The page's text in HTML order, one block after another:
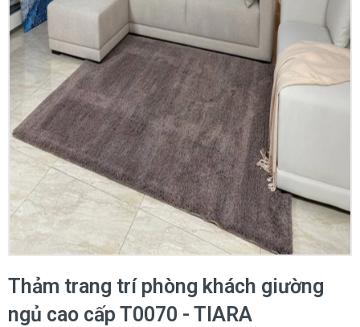
Thảm trang trí phòng khách giường
ngủ cao cấp T0070 - TIARA